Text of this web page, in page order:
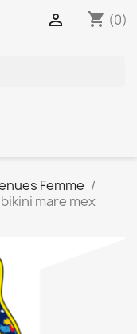
shopping_cart (0)

Femme
mare mex